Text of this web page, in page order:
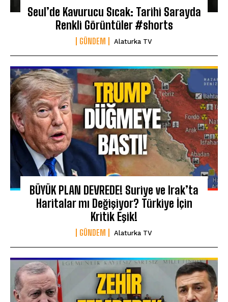
Seul’de Kavurucu Sıcak: Tarihi Sarayda
Renkli Görüntüler #shorts
GÜNDEM Alaturka TV
BÜYÜK PLAN DEVREDE! Suriye ve Irak’ta
Haritalar mı Değişiyor? Türkiye İçin
Kritik Eşik!
GÜNDEM Alaturka TV